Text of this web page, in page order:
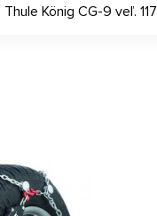
König CG-9 veľ. 117